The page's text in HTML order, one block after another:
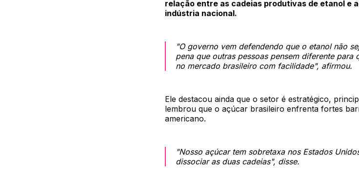
relação entre as cadeias produtivas de etanol e
indústria nacional.
"O governo vem defendendo que o etanol não
pena que outras pessoas pensem diferente para
no mercado brasileiro com facilidade", afirmou.
Ele destacou ainda que o setor é estratégico,
lembrou que o açúcar brasileiro enfrenta fortes
americano.
"Nosso açúcar tem sobretaxa nos Estados
dissociar as duas cadeias", disse.